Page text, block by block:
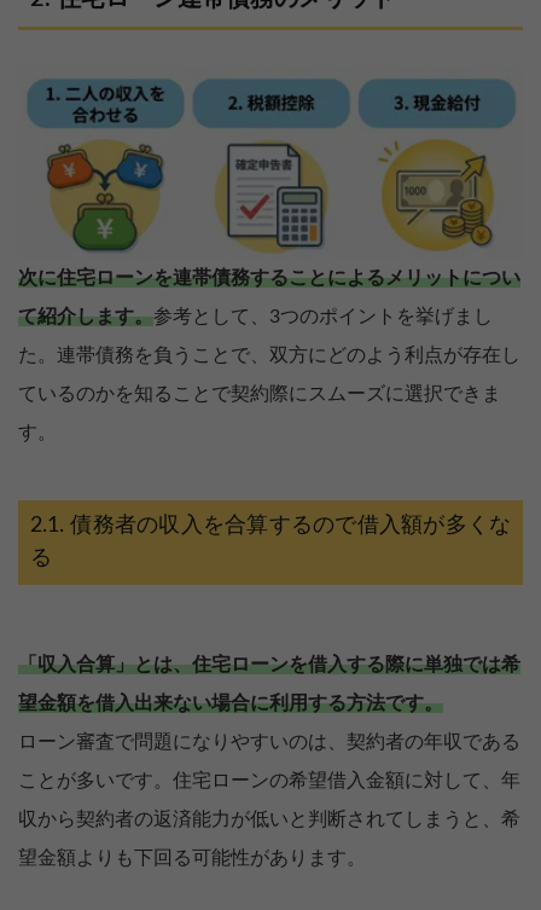
次に住宅ローンを連帯債務することによるメリットについ
て紹介します。参考として、3つのポイントを挙げまし
た。連帯債務を負うことで、双方にどのよう利点が存在し
ているのかを知ることで契約際にスムーズに選択できま
す。
債務者の収入を合算するので借入額が多くな
る
「収入合算」とは、住宅ローンを借入する際に単独では希
望金額を借入出来ない場合に利用する方法です。
ローン審査で問題になりやすいのは、契約者の年収である
ことが多いです。住宅ローンの希望借入金額に対して、年
収から契約者の返済能力が低いと判断されてしまうと、希
望金額よりも下回る可能性があります。